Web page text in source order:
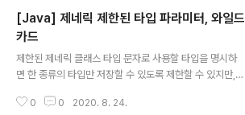
[Java] 제네릭 제한된 타입 파라미터, 와일드
카드
제한된 제네릭 클래스 타입 문자로 사용할 타입을 명시하
면 한 종류의 타입만 저장할 수 있도록 제한할 수 있지만,
는 변함이 없다. class FruitBox { // Generic } FruitBo
0 0 2020. 8. 24.